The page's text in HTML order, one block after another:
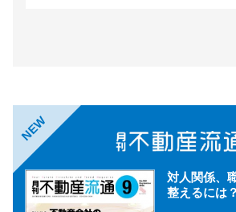
NEW
対人関係、
整えるには？